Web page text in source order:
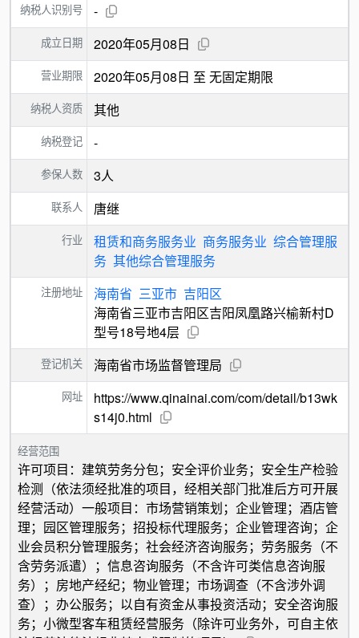
纳税人识别号 -
成立日期 2020年05月08日
营业期限 2020年05月08日 至 无固定期限
纳税人资质 其他
纳税登记 -
参保人数 3人
联系人 唐继
行业 租赁和商务服务业 商务服务业 综合管理服
务 其他综合管理服务
注册地址 海南省 三亚市 吉阳区
海南省三亚市吉阳区吉阳凤凰路兴榆新村D
型号18号地4层
登记机关 海南省市场监督管理局
网址
https://www.qinainai.com/com/detail/b13wk
s14j0.html
经营范围
许可项目：建筑劳务分包；安全评价业务；安全生产检验
检测（依法须经批准的项目，经相关部门批准后方可开展
经营活动）一般项目：市场营销策划；企业管理；酒店管
理；园区管理服务；招投标代理服务；企业管理咨询；企
业会员积分管理服务；社会经济咨询服务；劳务服务（不
含劳务派遣）；信息咨询服务（不含许可类信息咨询服
务）；房地产经纪；物业管理；市场调查（不含涉外调
查）；办公服务；以自有资金从事投资活动；安全咨询服
务；小微型客车租赁经营服务（除许可业务外，可自主依